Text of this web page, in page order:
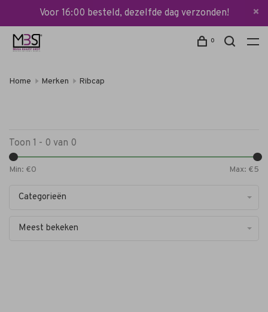
Voor 16:00 besteld, dezelfde dag verzonden!
0
Home Merken Ribcap
Toon 1 - 0 van 0
Min: €0 Max: €5
Categorieën
Meest bekeken